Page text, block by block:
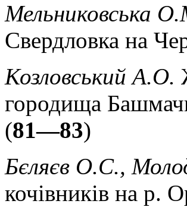
Мельниковська
Свердловка на
Козловський А.О.
городища
(81—83)
Бєляєв О.С.,
кочівників на р.